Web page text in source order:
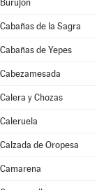
Burujón
Cabañas de la Sagra
Cabañas de Yepes
Cabezamesada
Calera y Chozas
Caleruela
Calzada de Oropesa
Camarena